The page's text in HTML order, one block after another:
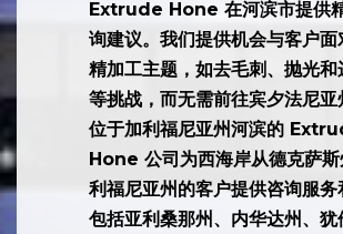
的唯一办事处。
Extrude Hone 在河滨市提供
询建议。我们提供机会与客户面
精加工主题，如去毛刺、抛光和
等挑战，而无需前往宾夕法尼亚
位于加利福尼亚州河滨的
Hone 公司为西海岸从德克萨斯
利福尼亚州的客户提供咨询服务